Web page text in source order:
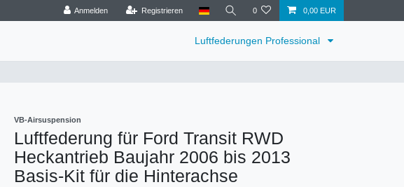
Anmelden Registrieren 0 0,00 EUR
Luftfederungen Professional
VB-Airsuspension
Luftfederung für Ford Transit RWD
Heckantrieb Baujahr 2006 bis 2013
Basis-Kit für die Hinterachse